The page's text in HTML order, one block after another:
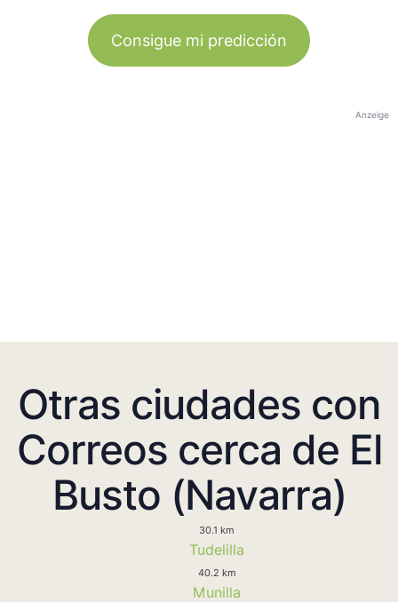
Consigue mi predicción
Anzeige
Otras ciudades con
Correos cerca de El
Busto (Navarra)
30.1 km
Tudelilla
40.2 km
Munilla